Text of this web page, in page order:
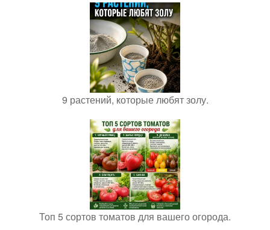
9 растений, которые любят золу.
Топ 5 сортов томатов для вашего огорода.